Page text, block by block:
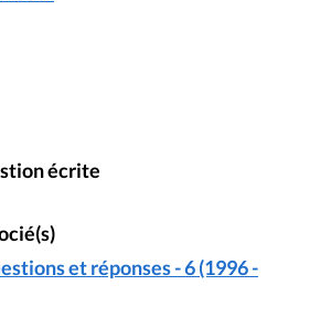
écrite
et réponses - 6 (1996 -